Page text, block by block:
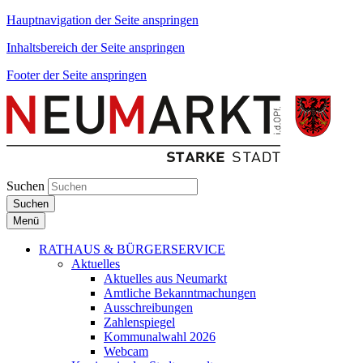
Hauptnavigation der Seite anspringen
Inhaltsbereich der Seite anspringen
Footer der Seite anspringen
Suchen
Suchen
Menü
RATHAUS & BÜRGERSERVICE
Aktuelles
Aktuelles aus Neumarkt
Amtliche Bekanntmachungen
Ausschreibungen
Zahlenspiegel
Kommunalwahl 2026
Webcam